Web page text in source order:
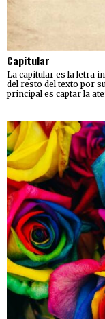
Capitular
La capitular es la letra
del resto del texto por
principal es captar la